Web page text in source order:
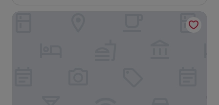
de
70 €
Premiere Classe Toulouse Ouest - Blagnac Aéroport